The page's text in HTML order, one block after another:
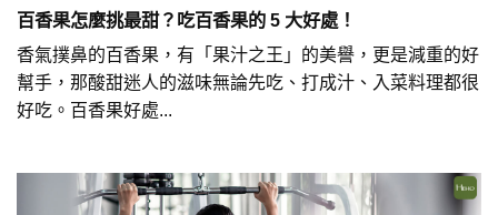
百香果怎麼挑最甜？吃百香果的 5 大好處！
香氣撲鼻的百香果，有「果汁之王」的美譽，更是減重的好
幫手，那酸甜迷人的滋味無論先吃、打成汁、入菜料理都很
好吃。百香果好處...